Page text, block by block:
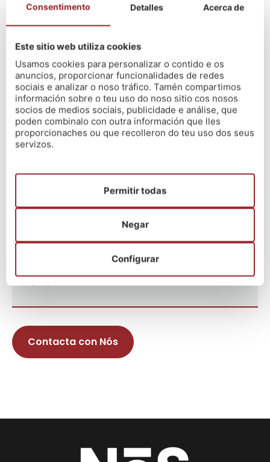
ons-educacion-ata-chegar?fbclid=IwY2xjawGIkplleHRuA2Fl
bQIxMAABHYRGEeia3ON0SP31qQXPmkbCf2kz0vo-v56VY
9OA
Últimas novas
O método Nós – Resultados Oposicións
Ensino 2026
03/07/2026
Convocatoria Deputación de Pontevedra
27/06/2026
Oferta Emprego Público 2026 – Concello A
Contacta con Nós
Consentimento Detalles Acerca de
Este sitio web utiliza cookies
Usamos cookies para personalizar o contido e os
anuncios, proporcionar funcionalidades de redes
sociais e analizar o noso tráfico. Tamén compartimos
información sobre o teu uso do noso sitio cos nosos
socios de medios sociais, publicidade e análise, que
poden combinalo con outra información que lles
proporcionaches ou que recolleron do teu uso dos seus
servizos.
Configurar
Negar
Permitir todas